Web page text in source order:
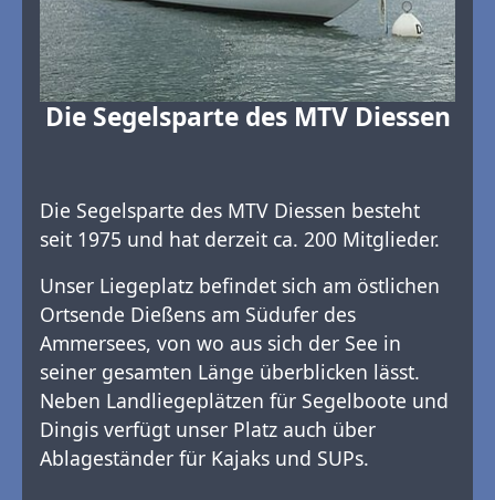
Die Segelsparte des MTV Diessen
Die Segelsparte des MTV Diessen besteht
seit 1975 und hat derzeit ca. 200 Mitglieder.
Unser Liegeplatz befindet sich am östlichen
Ortsende Dießens am Südufer des
Ammersees, von wo aus sich der See in
seiner gesamten Länge überblicken lässt.
Neben Landliegeplätzen für Segelboote und
Dingis verfügt unser Platz auch über
Ablageständer für Kajaks und SUPs.